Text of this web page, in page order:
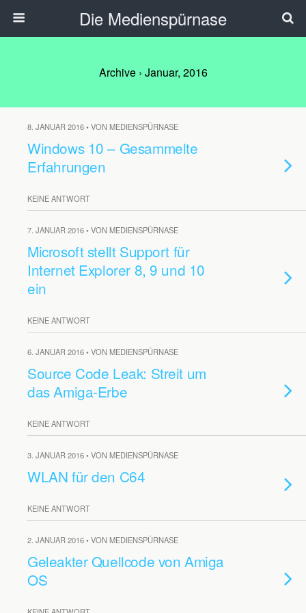
Die Medienspürnase
Archive › Januar, 2016
8. JANUAR 2016 • VON MEDIENSPÜRNASE
Windows 10 – Gesammelte
Erfahrungen
KEINE ANTWORT
7. JANUAR 2016 • VON MEDIENSPÜRNASE
Microsoft stellt Support für
Internet Explorer 8, 9 und 10
ein
KEINE ANTWORT
6. JANUAR 2016 • VON MEDIENSPÜRNASE
Source Code Leak: Streit um
das Amiga-Erbe
KEINE ANTWORT
3. JANUAR 2016 • VON MEDIENSPÜRNASE
WLAN für den C64
KEINE ANTWORT
2. JANUAR 2016 • VON MEDIENSPÜRNASE
Geleakter Quellcode von Amiga
OS